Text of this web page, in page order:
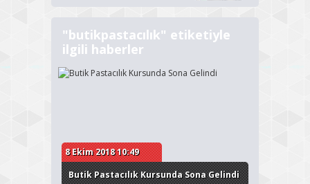
"butikpastacılık" etiketiyle
ilgili haberler
8 Ekim 2018 10:49
Butik Pastacılık Kursunda Sona Gelindi